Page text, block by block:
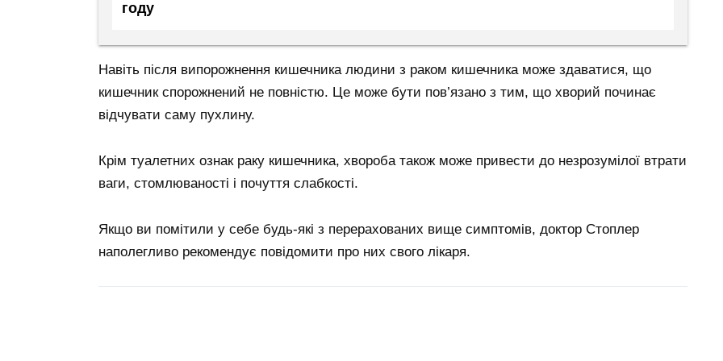
году
Навіть після випорожнення кишечника людини з раком кишечника може здаватися, що
кишечник спорожнений не повністю. Це може бути пов’язано з тим, що хворий починає
відчувати саму пухлину.
Крім туалетних ознак раку кишечника, хвороба також може привести до незрозумілої втрати
ваги, стомлюваності і почуття слабкості.
Якщо ви помітили у себе будь-які з перерахованих вище симптомів, доктор Стоплер
наполегливо рекомендує повідомити про них свого лікаря.